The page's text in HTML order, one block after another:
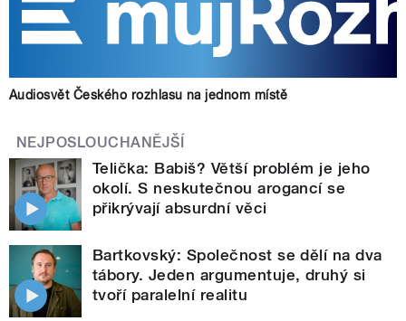
Audiosvět Českého rozhlasu na jednom místě
NEJPOSLOUCHANĚJŠÍ
Telička: Babiš? Větší problém je jeho
okolí. S neskutečnou arogancí se
přikrývají absurdní věci
Bartkovský: Společnost se dělí na dva
tábory. Jeden argumentuje, druhý si
tvoří paralelní realitu